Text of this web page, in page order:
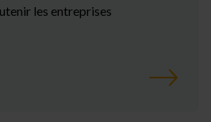
les entreprises